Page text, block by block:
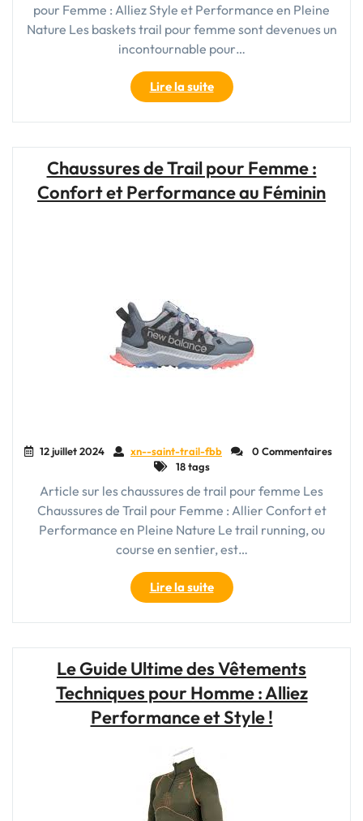
pour Femme : Alliez Style et Performance en Pleine
Nature Les baskets trail pour femme sont devenues un
incontournable pour…
Lire la suite"Choisir
les
Meilleures
pour
Femme:
Chaussures de Trail pour Femme :
Confort et Performance au Féminin
12 juillet 2024 xn--saint-trail-fbb
0 Commentaires
18 tags
Article sur les chaussures de trail pour femme Les
Chaussures de Trail pour Femme : Allier Confort et
Performance en Pleine Nature Le trail running, ou
course en sentier, est…
Lire la suite"Chaussures
de
Trail
:
Confort
et
Performance
Le Guide Ultime des Vêtements
Techniques pour Homme : Alliez
Performance et Style !